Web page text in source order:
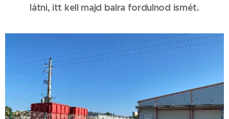
látni, itt kell majd balra fordulnod ismét.